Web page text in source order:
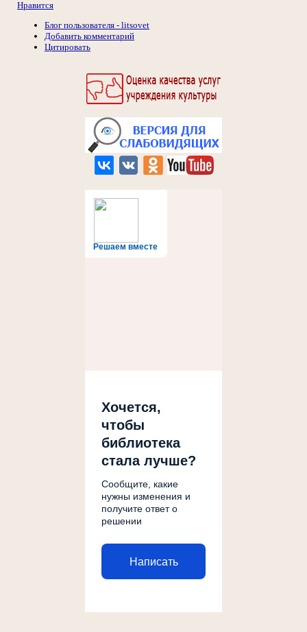
Решаем вместе
Хочется,
чтобы
библиотека
стала лучше?
Сообщите, какие
нужны изменения и
получите ответ о
решении
Написать
Нравится
Блог пользователя - litsovet
Добавить комментарий
Цитировать